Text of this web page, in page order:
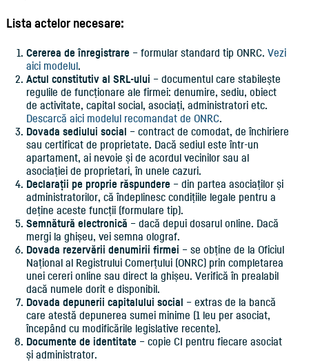
Lista actelor necesare:
Cererea de înregistrare – formular standard tip ONRC. Vezi
aici modelul.
Actul constitutiv al SRL-ului – documentul care stabilește
regulile de funcționare ale firmei: denumire, sediu, obiect
de activitate, capital social, asociați, administratori etc.
Descarcă aici modelul recomandat de ONRC.
Dovada sediului social – contract de comodat, de închiriere
sau certificat de proprietate. Dacă sediul este într-un
apartament, ai nevoie și de acordul vecinilor sau al
asociației de proprietari, în unele cazuri.
Declarații pe proprie răspundere – din partea asociaților și
administratorilor, că îndeplinesc condițiile legale pentru a
deține aceste funcții (formulare tip).
Semnătură electronică – dacă depui dosarul online. Dacă
mergi la ghișeu, vei semna olograf.
Dovada rezervării denumirii firmei – se obține de la Oficiul
Național al Registrului Comerțului (ONRC) prin completarea
unei cereri online sau direct la ghișeu. Verifică în prealabil
dacă numele dorit e disponibil.
Dovada depunerii capitalului social – extras de la bancă
care atestă depunerea sumei minime (1 leu per asociat,
începând cu modificările legislative recente).
Documente de identitate – copie CI pentru fiecare asociat
și administrator.